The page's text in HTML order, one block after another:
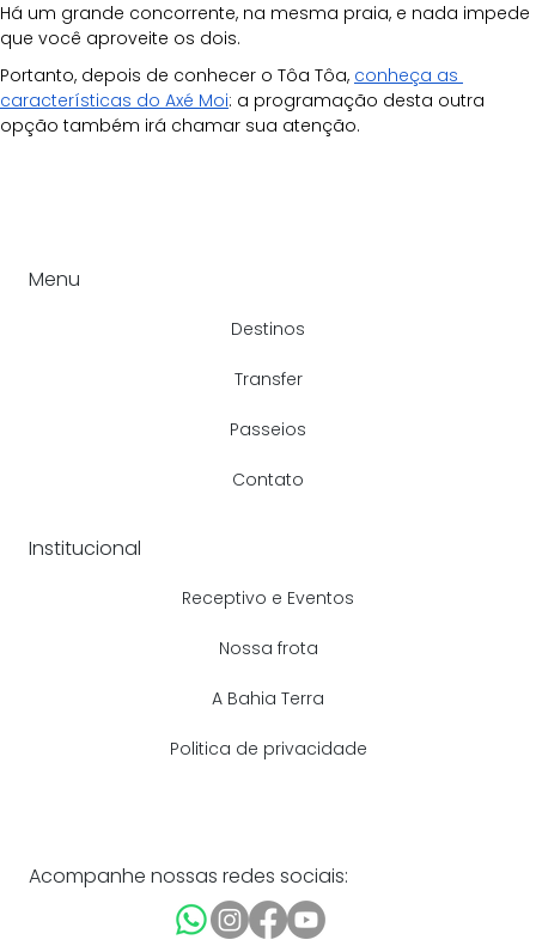
Há um grande concorrente, na mesma praia, e nada impede
que você aproveite os dois.
Portanto, depois de conhecer o Tôa Tôa, conheça as
características do Axé Moi: a programação desta outra
opção também irá chamar sua atenção.
Acompanhe nossas redes sociais:
Institucional
Receptivo e Eventos
Nossa frota
A Bahia Terra
Politica de privacidade
Menu
Destinos
Transfer
Passeios
Contato